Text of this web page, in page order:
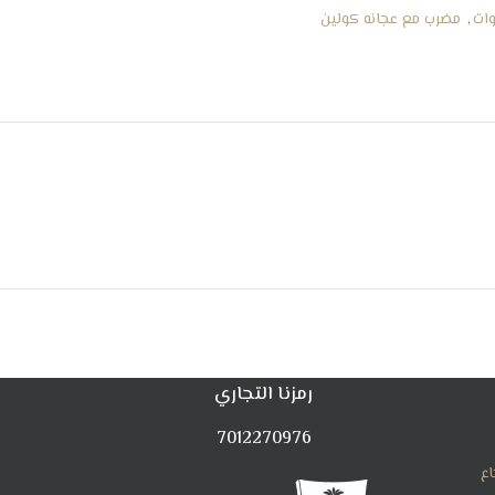
, مضرب مع عجانه كولين
رمزنا التجاري
7012270976